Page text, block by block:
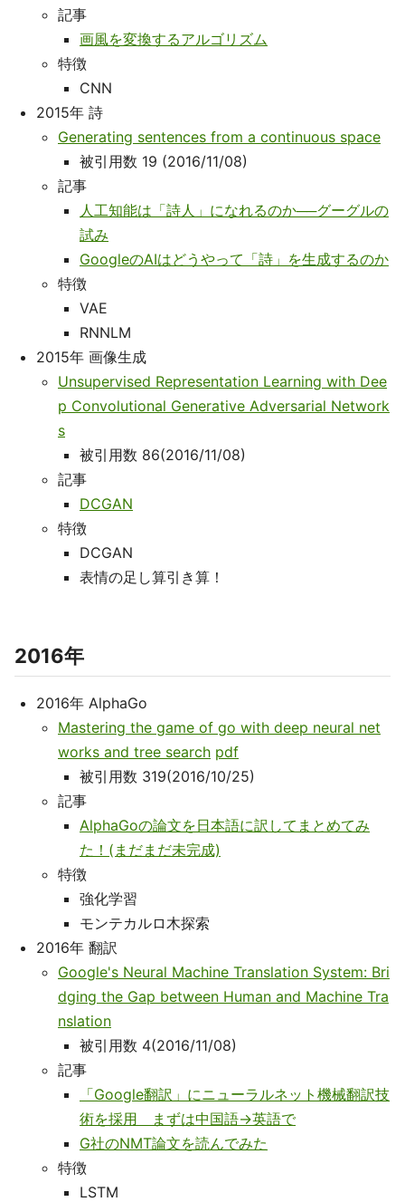
記事
画風を変換するアルゴリズム
特徴
CNN
2015年 詩
Generating sentences from a continuous space
被引用数 19 (2016/11/08)
記事
人工知能は「詩人」になれるのか──グーグルの
試み
GoogleのAIはどうやって「詩」を生成するのか
特徴
VAE
RNNLM
2015年 画像生成
Unsupervised Representation Learning with Dee
p Convolutional Generative Adversarial Network
s
被引用数 86(2016/11/08)
記事
DCGAN
特徴
DCGAN
表情の足し算引き算！
2016年
2016年 AlphaGo
Mastering the game of go with deep neural net
works and tree search pdf
被引用数 319(2016/10/25)
記事
AlphaGoの論文を日本語に訳してまとめてみ
た！(まだまだ未完成)
特徴
強化学習
モンテカルロ木探索
2016年 翻訳
Google's Neural Machine Translation System: Bri
dging the Gap between Human and Machine Tra
nslation
被引用数 4(2016/11/08)
記事
「Google翻訳」にニューラルネット機械翻訳技
術を採用 まずは中国語→英語で
G社のNMT論文を読んでみた
特徴
LSTM